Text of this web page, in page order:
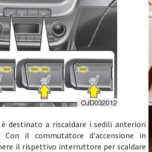
destinato a riscaldare i sedili anteriori
Con il commutatore d'accensione in
il rispettivo interruttore per scaldare